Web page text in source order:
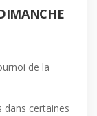
de la
certaines